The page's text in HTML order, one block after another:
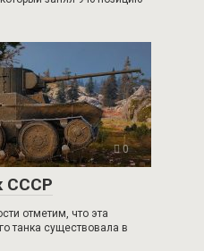
0
СССР
отметим, что эта
танка существовала в